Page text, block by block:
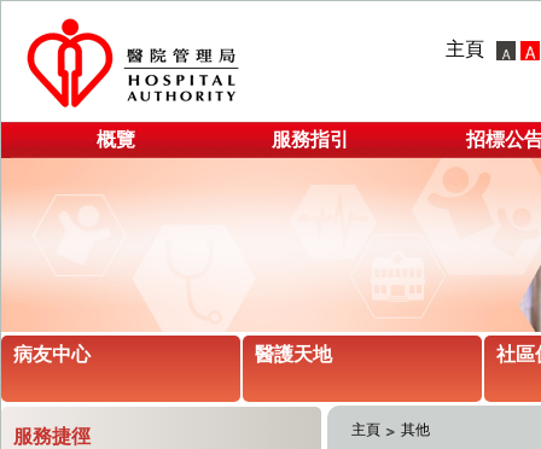
主頁
概覽 服務指引 招標公
病友中心 醫護天地 社區
服務捷徑 主頁 其他